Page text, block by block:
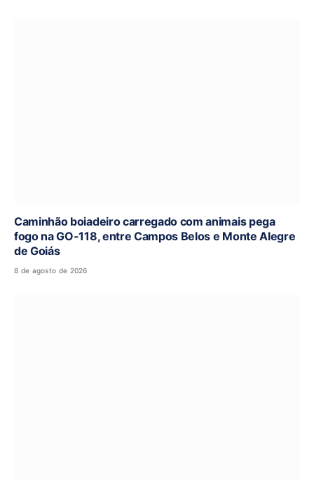
Caminhão boiadeiro carregado com animais pega
fogo na GO-118, entre Campos Belos e Monte Alegre
de Goiás
8 de agosto de 2026